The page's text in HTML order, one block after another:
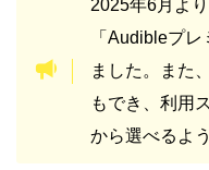
2025年6月よ
「Audibleプ
ました。また
もでき、利用
から選べるよ